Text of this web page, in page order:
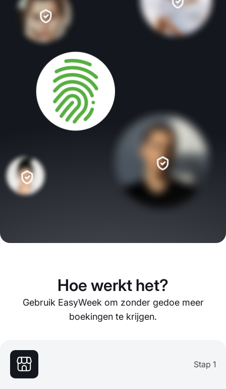
Hoe werkt het?
Gebruik EasyWeek om zonder gedoe meer
boekingen te krijgen.
Stap 1